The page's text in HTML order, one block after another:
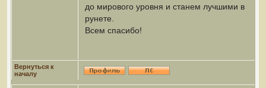
до мирового уровня и станем лучшими в
рунете.
Всем спасибо!
Вернуться к
началу